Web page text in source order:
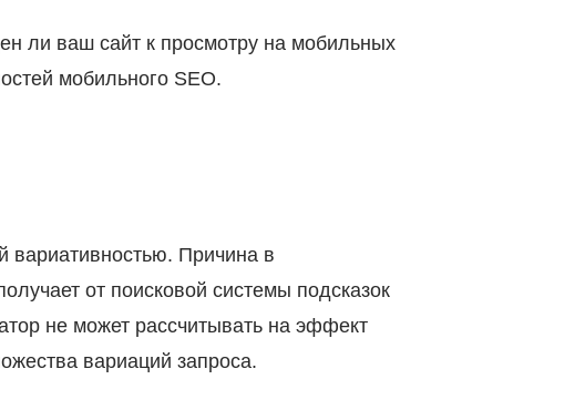
ли ваш сайт к просмотру на мобильных
мобильного SEO.
вариативностью. Причина в
от поисковой системы подсказок
не может рассчитывать на эффект
вариаций запроса.